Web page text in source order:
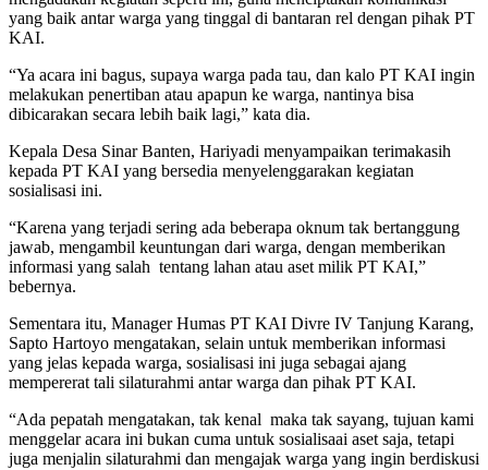
yang baik antar warga yang tinggal di bantaran rel dengan pihak PT
KAI.
“Ya acara ini bagus, supaya warga pada tau, dan kalo PT KAI ingin
melakukan penertiban atau apapun ke warga, nantinya bisa
dibicarakan secara lebih baik lagi,” kata dia.
Kepala Desa Sinar Banten, Hariyadi menyampaikan terimakasih
kepada PT KAI yang bersedia menyelenggarakan kegiatan
sosialisasi ini.
“Karena yang terjadi sering ada beberapa oknum tak bertanggung
jawab, mengambil keuntungan dari warga, dengan memberikan
informasi yang salah tentang lahan atau aset milik PT KAI,”
bebernya.
Sementara itu, Manager Humas PT KAI Divre IV Tanjung Karang,
Sapto Hartoyo mengatakan, selain untuk memberikan informasi
yang jelas kepada warga, sosialisasi ini juga sebagai ajang
mempererat tali silaturahmi antar warga dan pihak PT KAI.
“Ada pepatah mengatakan, tak kenal maka tak sayang, tujuan kami
menggelar acara ini bukan cuma untuk sosialisaai aset saja, tetapi
juga menjalin silaturahmi dan mengajak warga yang ingin berdiskusi